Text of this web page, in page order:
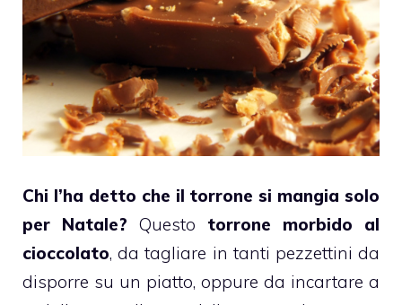
Chi l’ha detto che il torrone si mangia solo
per Natale? Questo torrone morbido al
cioccolato, da tagliare in tanti pezzettini da
disporre su un piatto, oppure da incartare a